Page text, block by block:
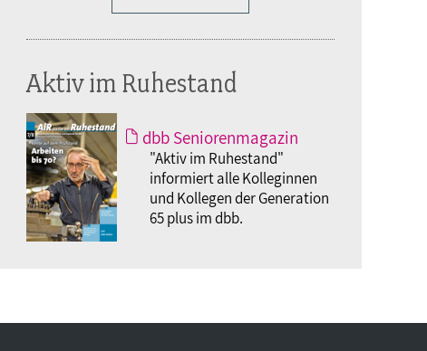
Aktiv im Ruhestand
dbb Seniorenmagazin
"Aktiv im Ruhestand"
informiert alle Kolleginnen
und Kollegen der Generation
65 plus im dbb.